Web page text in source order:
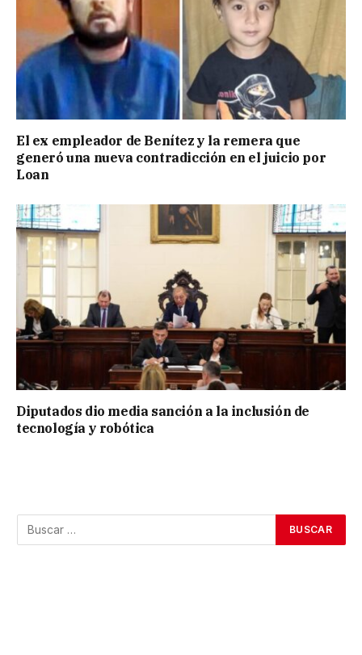
El ex empleador de Benítez y la remera que
generó una nueva contradicción en el juicio por
Loan
Diputados dio media sanción a la inclusión de
tecnología y robótica